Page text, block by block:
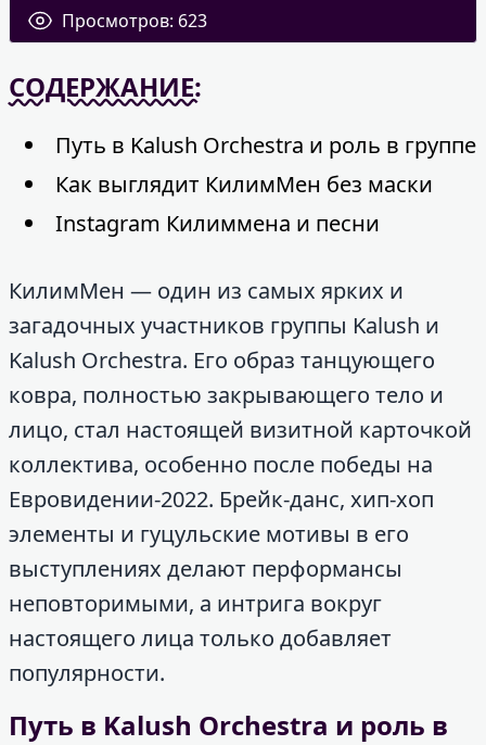
Просмотров: 623
СОДЕРЖАНИЕ:
Путь в Kalush Orchestra и роль в группе
Как выглядит КилимМен без маски
Instagram Килиммена и песни
КилимМен — один из самых ярких и
загадочных участников группы Kalush и
Kalush Orchestra. Его образ танцующего
ковра, полностью закрывающего тело и
лицо, стал настоящей визитной карточкой
коллектива, особенно после победы на
Евровидении-2022. Брейк-данс, хип-хоп
элементы и гуцульские мотивы в его
выступлениях делают перформансы
неповторимыми, а интрига вокруг
настоящего лица только добавляет
популярности.
Путь в Kalush Orchestra и роль в